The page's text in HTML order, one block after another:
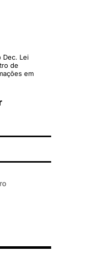
Dec. Lei
de
em